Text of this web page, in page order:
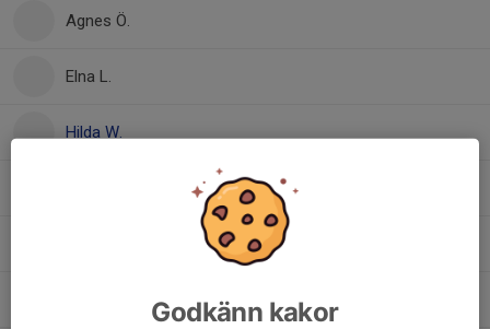
Agnes Ö.
Elna L.
Hilda W.
Godkänn kakor